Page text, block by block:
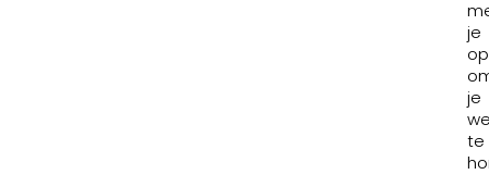
je
op
je
te